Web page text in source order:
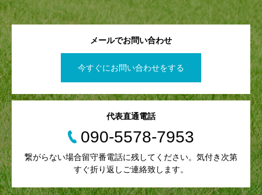
メールでお問い合わせ
今すぐにお問い合わせをする
代表直通電話
090-5578-7953
繋がらない場合留守番電話に残してください。気付き次第
すぐ折り返しご連絡致します。